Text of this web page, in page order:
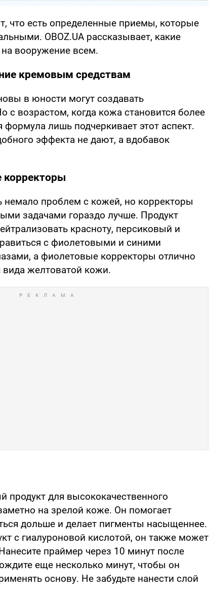
что есть определенные приемы, которые
OBOZ.UA рассказывает, какие
на вооружение всем.
кремовым средствам
в юности могут создавать
возрастом, когда кожа становится более
формула лишь подчеркивает этот аспект.
эффекта не дают, а вдобавок
корректоры
проблем с кожей, но корректоры
задачами гораздо лучше. Продукт
красноту, персиковый и
с фиолетовыми и синими
а фиолетовые корректоры отлично
вида желтоватой кожи.
для высококачественного
на зрелой коже. Он помогает
дольше и делает пигменты насыщеннее.
с гиалуроновой кислотой, он также может
праймер через 10 минут после
еще несколько минут, чтобы он
основу. Не забудьте нанести слой